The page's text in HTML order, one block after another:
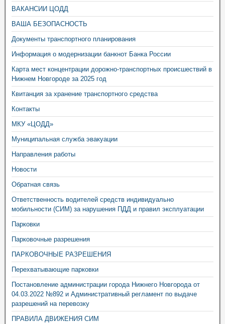
ВАКАНСИИ ЦОДД
ВАША БЕЗОПАСНОСТЬ
Документы транспортного планирования
Информация о модернизации банкнот Банка России
Карта мест концентрации дорожно-транспортных происшествий в
Нижнем Новгороде за 2025 год
Квитанция за хранение транспортного средства
Контакты
МКУ «ЦОДД»
Муниципальная служба эвакуации
Направления работы
Новости
Обратная связь
Ответственность водителей средств индивидуально
мобильности (СИМ) за нарушения ПДД и правил эксплуатации
Парковки
Парковочные разрешения
ПАРКОВОЧНЫЕ РАЗРЕШЕНИЯ
Перехватывающие парковки
Постановление администрации города Нижнего Новгорода от
04.03.2022 №892 и Административный регламент по выдаче
разрешений на перевозку
ПРАВИЛА ДВИЖЕНИЯ СИМ